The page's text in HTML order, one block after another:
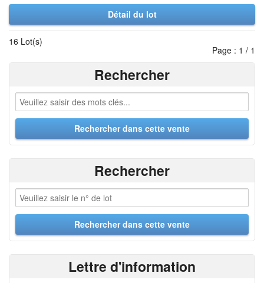
Détail du lot
16 Lot(s)
Page : 1 / 1
Rechercher
Rechercher
Lettre d'information